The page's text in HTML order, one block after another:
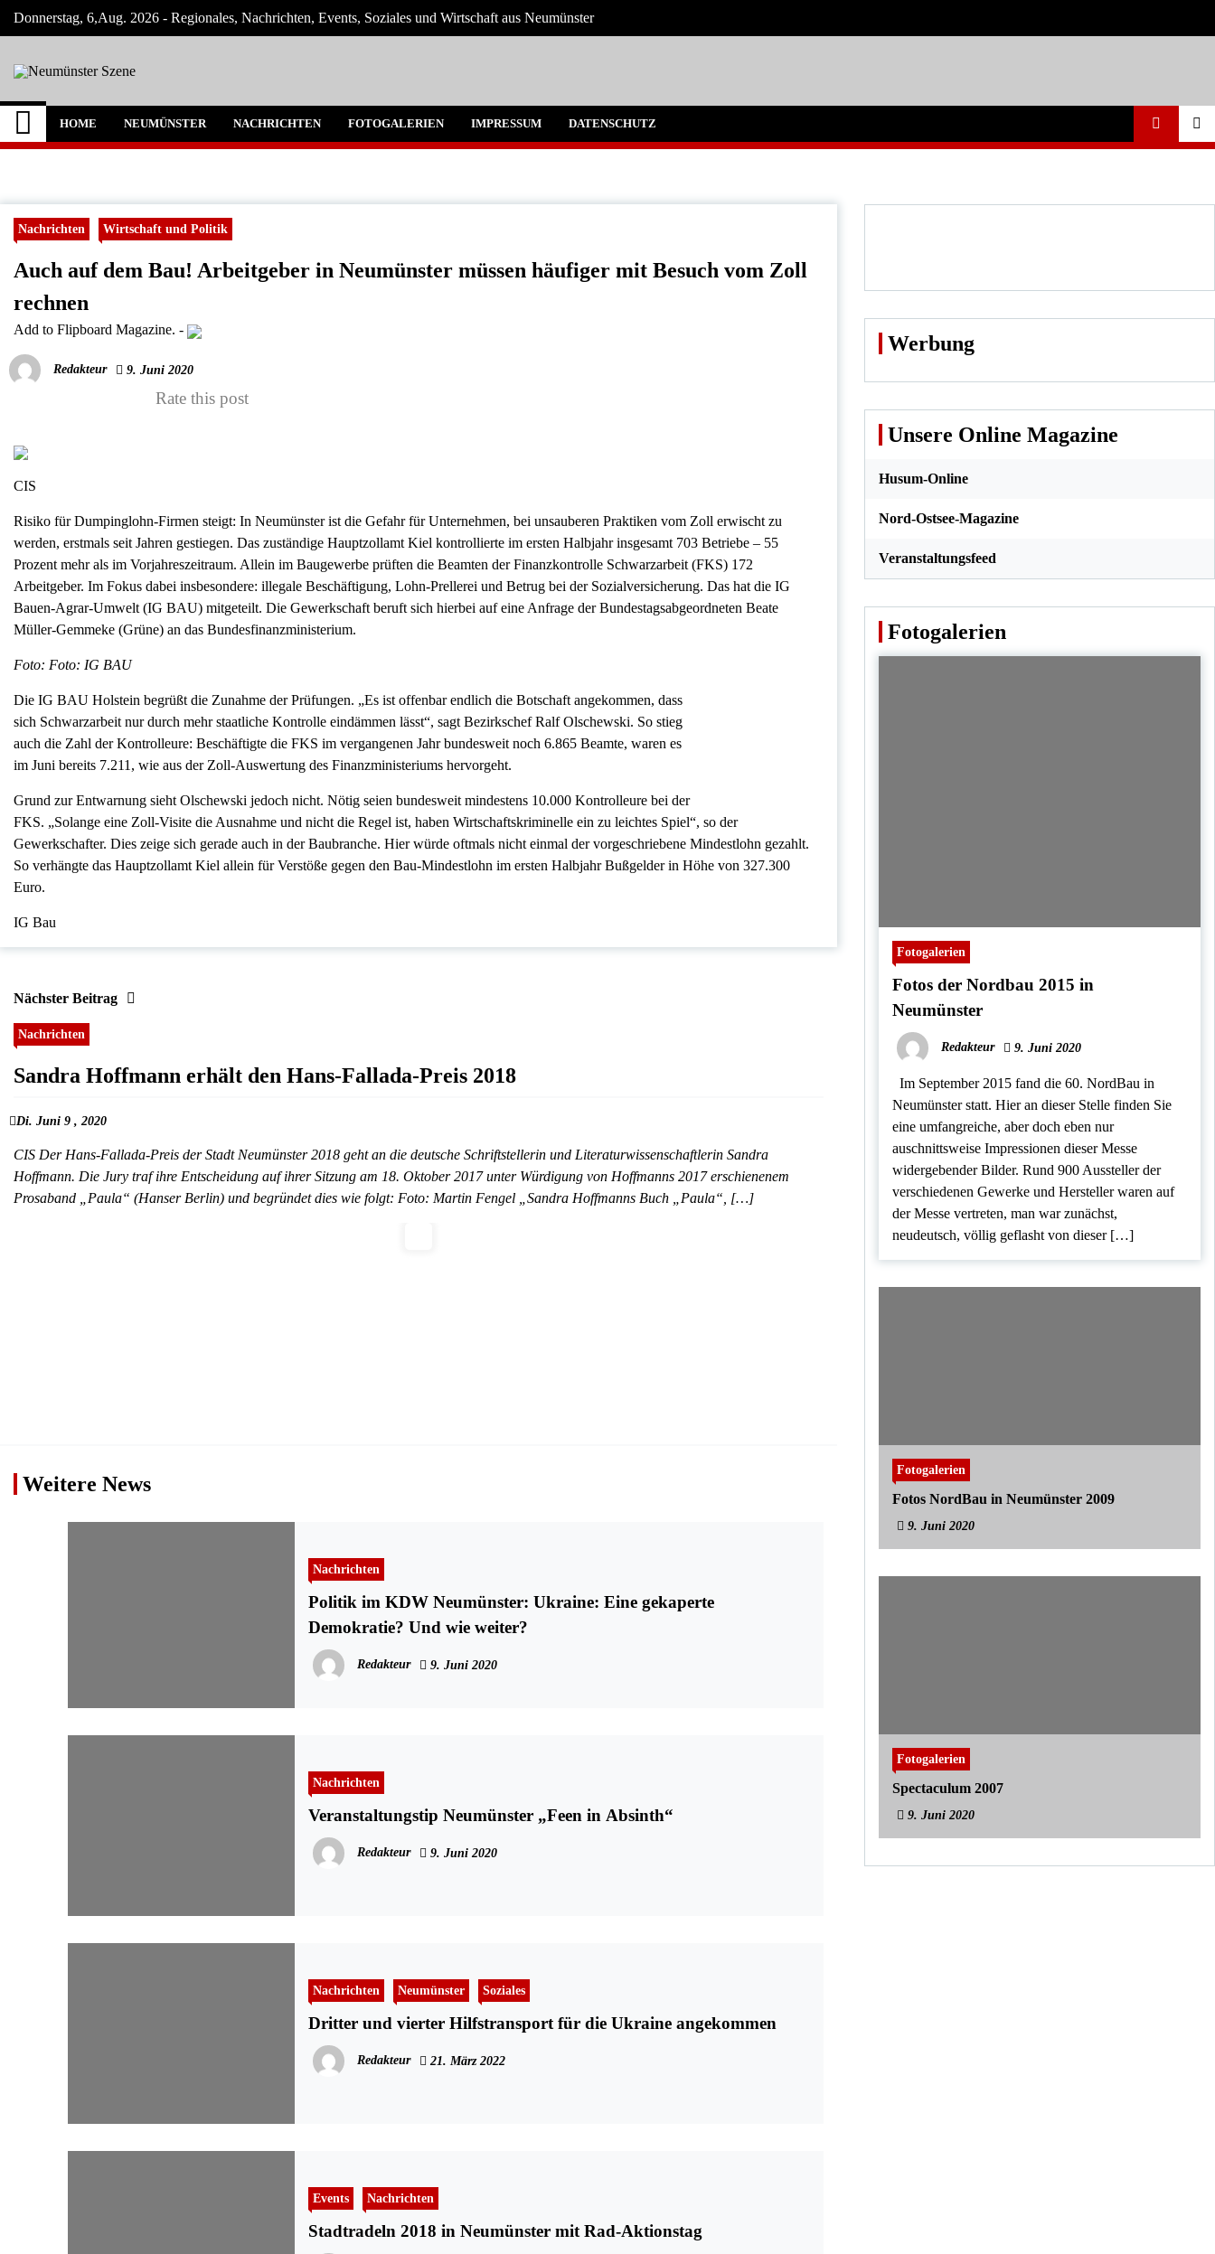
Skip
Donnerstag, 6,Aug. 2026 - Regionales, Nachrichten, Events, Soziales und Wirtschaft aus Neumünster
Neumünster Szene
Neuigkeiten und Nachrichten aus Neumünster und Umgebung
HOME NEUMÜNSTER NACHRICHTEN FOTOGALERIEN IMPRESSUM DATENSCHUTZ
Nachrichten Wirtschaft und Politik
Auch auf dem Bau! Arbeitgeber in Neumünster müssen häufiger mit Besuch vom Zoll
rechnen
Add to Flipboard Magazine. -
Redakteur 9. Juni 2020
Rate this post
CIS
Risiko für Dumpinglohn-Firmen steigt: In Neumünster ist die Gefahr für Unternehmen, bei unsauberen Praktiken vom Zoll erwischt zu
werden, erstmals seit Jahren gestiegen. Das zuständige Hauptzollamt Kiel kontrollierte im ersten Halbjahr insgesamt 703 Betriebe – 55
Prozent mehr als im Vorjahreszeitraum. Allein im Baugewerbe prüften die Beamten der Finanzkontrolle Schwarzarbeit (FKS) 172
Arbeitgeber. Im Fokus dabei insbesondere: illegale Beschäftigung, Lohn-Prellerei und Betrug bei der Sozialversicherung. Das hat die IG
Bauen-Agrar-Umwelt (IG BAU) mitgeteilt. Die Gewerkschaft beruft sich hierbei auf eine Anfrage der Bundestagsabgeordneten Beate
Müller-Gemmeke (Grüne) an das Bundesfinanzministerium.
Foto: Foto: IG BAU
Die IG BAU Holstein begrüßt die Zunahme der Prüfungen. „Es ist offenbar endlich die Botschaft angekommen, dass
sich Schwarzarbeit nur durch mehr staatliche Kontrolle eindämmen lässt“, sagt Bezirkschef Ralf Olschewski. So stieg
auch die Zahl der Kontrolleure: Beschäftigte die FKS im vergangenen Jahr bundesweit noch 6.865 Beamte, waren es
im Juni bereits 7.211, wie aus der Zoll-Auswertung des Finanzministeriums hervorgeht.
Grund zur Entwarnung sieht Olschewski jedoch nicht. Nötig seien bundesweit mindestens 10.000 Kontrolleure bei der
FKS. „Solange eine Zoll-Visite die Ausnahme und nicht die Regel ist, haben Wirtschaftskriminelle ein zu leichtes Spiel“, so der
Gewerkschafter. Dies zeige sich gerade auch in der Baubranche. Hier würde oftmals nicht einmal der vorgeschriebene Mindestlohn gezahlt.
So verhängte das Hauptzollamt Kiel allein für Verstöße gegen den Bau-Mindestlohn im ersten Halbjahr Bußgelder in Höhe von 327.300
Euro.
IG Bau
Nächster Beitrag
Nachrichten
Sandra Hoffmann erhält den Hans-Fallada-Preis 2018
Di. Juni 9 , 2020
CIS Der Hans-Fallada-Preis der Stadt Neumünster 2018 geht an die deutsche Schriftstellerin und Literaturwissenschaftlerin Sandra
Hoffmann. Die Jury traf ihre Entscheidung auf ihrer Sitzung am 18. Oktober 2017 unter Würdigung von Hoffmanns 2017 erschienenem
Prosaband „Paula“ (Hanser Berlin) und begründet dies wie folgt: Foto: Martin Fengel „Sandra Hoffmanns Buch „Paula“, […]
Weitere News
Nachrichten
Politik im KDW Neumünster: Ukraine: Eine gekaperte
Demokratie? Und wie weiter?
Redakteur 9. Juni 2020
Nachrichten
Veranstaltungstip Neumünster „Feen in Absinth“
Redakteur 9. Juni 2020
Nachrichten Neumünster Soziales
Dritter und vierter Hilfstransport für die Ukraine angekommen
Redakteur 21. März 2022
Events Nachrichten
Stadtradeln 2018 in Neumünster mit Rad-Aktionstag
Werbung
Unsere Online Magazine
Husum-Online
Nord-Ostsee-Magazine
Veranstaltungsfeed
Fotogalerien
Fotogalerien
Fotos der Nordbau 2015 in
Neumünster
Redakteur 9. Juni 2020
Im September 2015 fand die 60. NordBau in
Neumünster statt. Hier an dieser Stelle finden Sie
eine umfangreiche, aber doch eben nur
auschnittsweise Impressionen dieser Messe
widergebender Bilder. Rund 900 Aussteller der
verschiedenen Gewerke und Hersteller waren auf
der Messe vertreten, man war zunächst,
neudeutsch, völlig geflasht von dieser […]
Fotogalerien
Fotos NordBau in Neumünster 2009
9. Juni 2020
Fotogalerien
Spectaculum 2007
9. Juni 2020